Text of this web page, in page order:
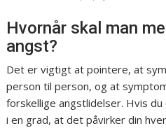
Hvornår skal man
angst?
Det er vigtigt at pointere, at
person til person, og at
forskellige angstlidelser. Hvis
i en grad, at det påvirker din